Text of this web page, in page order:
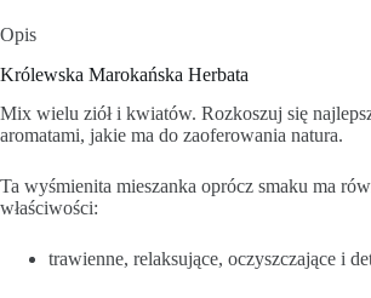
Opis
Królewska Marokańska Herbata
Mix wielu ziół i kwiatów. Rozkoszuj się
aromatami, jakie ma do zaoferowania natura.
Ta wyśmienita mieszanka oprócz smaku ma
właściwości:
trawienne, relaksujące, oczyszczające i